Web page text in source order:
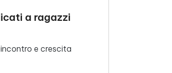
a ragazzi
e crescita